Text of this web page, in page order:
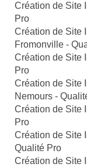
Création de Site
Pro
Création de Site
Fromonville -
Création de Site
Pro
Création de Site
Nemours -
Création de Site
Pro
Création de Site
Qualité Pro
Création de Site